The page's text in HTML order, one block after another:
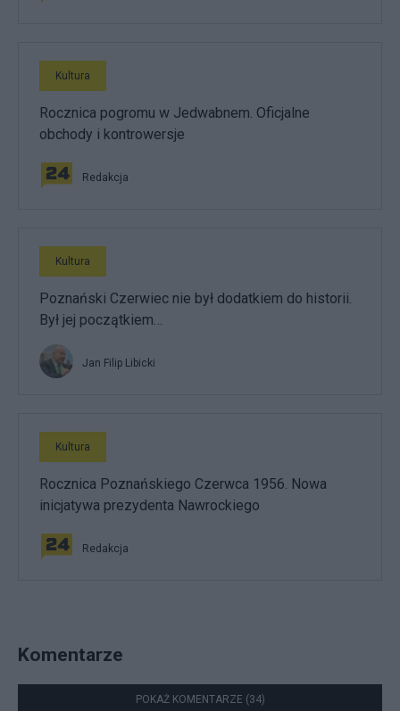
Kultura
Rocznica pogromu w Jedwabnem. Oficjalne
obchody i kontrowersje
Redakcja
Kultura
Poznański Czerwiec nie był dodatkiem do historii.
Był jej początkiem…
Jan Filip Libicki
Kultura
Rocznica Poznańskiego Czerwca 1956. Nowa
inicjatywa prezydenta Nawrockiego
Redakcja
Komentarze
POKAŻ KOMENTARZE (34)